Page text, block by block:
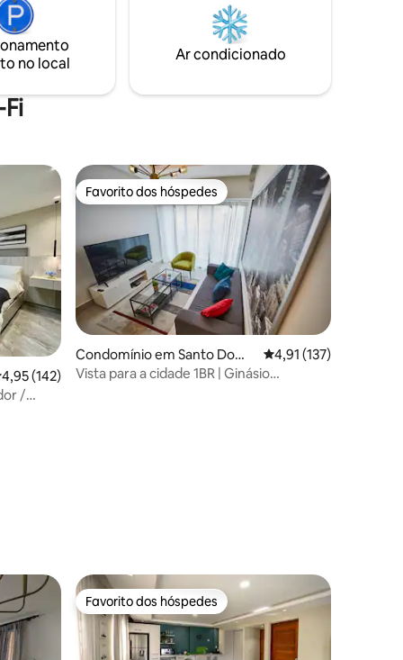
O
então você não terá as restrições como
nas torres residenciais.
no local
Ar condicionado
média de 4,95 em 5 estrelas, 142avaliações
4,95 (142)
/
Favorito dos hóspedes
Favorito dos hóspedes
Condomínio em Santo Domi
ngo
Classificação média
4,91 (137)
Vista para a cidade 1BR | Ginásio
Favorito dos hóspedes
Favorito dos hóspedes